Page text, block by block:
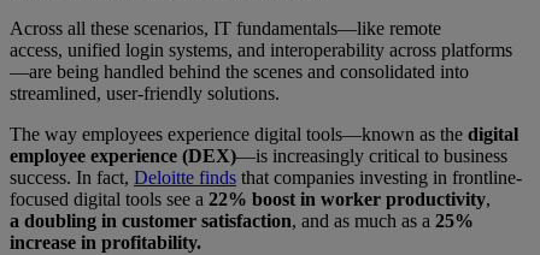
Across all these scenarios, IT fundamentals—like remote
access, unified login systems, and interoperability across platforms
—are being handled behind the scenes and consolidated into
streamlined, user-friendly solutions.
The way employees experience digital tools—known as the digital
employee experience (DEX)—is increasingly critical to business
success. In fact, Deloitte finds that companies investing in frontline-
focused digital tools see a 22% boost in worker productivity,
a doubling in customer satisfaction, and as much as a 25%
increase in profitability.